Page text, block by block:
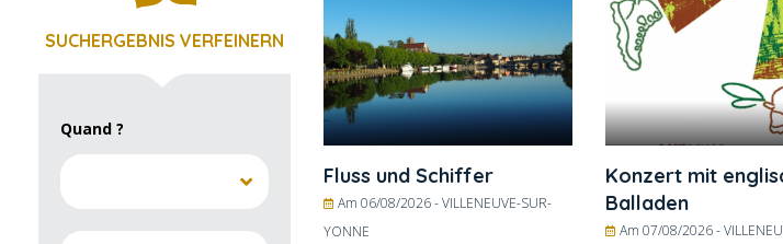
SUCHERGEBNIS VERFEINERN
Quand ?
Fluss und Schiffer
Am 06/08/2026 -VILLENEUVE-SUR-
YONNE
Konzert mit
Balladen
Am 07/08/2026 -